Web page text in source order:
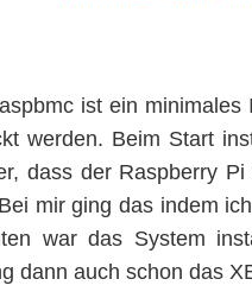
ist ein
werden. Beim Start
dass der Raspberry Pi
mir ging das indem
war das System
dann auch schon das